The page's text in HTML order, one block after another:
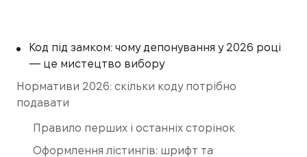
Код під замком: чому депонування у 2026 році
— це мистецтво вибору
Нормативи 2026: скільки коду потрібно
подавати
Правило перших і останніх сторінок
Оформлення лістингів: шрифт та